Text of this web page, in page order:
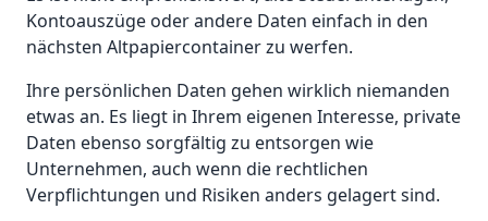
Kontoauszüge oder andere Daten einfach in den
nächsten Altpapiercontainer zu werfen.
Ihre persönlichen Daten gehen wirklich niemanden
etwas an. Es liegt in Ihrem eigenen Interesse, private
Daten ebenso sorgfältig zu entsorgen wie
Unternehmen, auch wenn die rechtlichen
Verpflichtungen und Risiken anders gelagert sind.